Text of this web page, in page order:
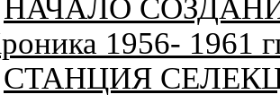
НАЧАЛО
1956- 1961
СТАНЦИЯ